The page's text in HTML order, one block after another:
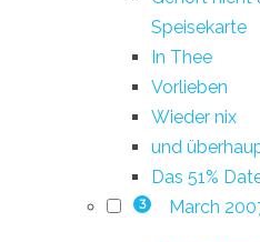
Speisekarte
In Thee
Vorlieben
Wieder nix
und
Das 51%
3 March